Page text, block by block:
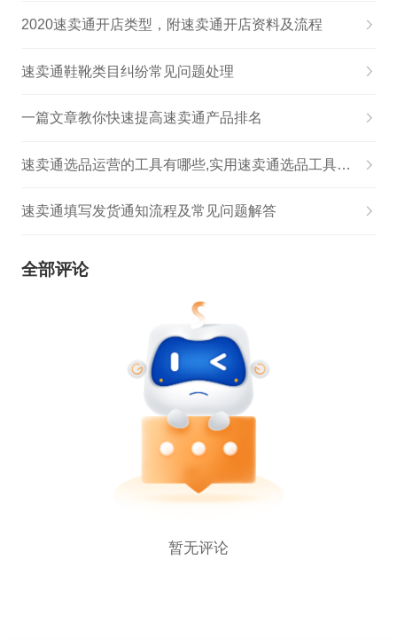
2020速卖通开店类型，附速卖通开店资料及流程
速卖通鞋靴类目纠纷常见问题处理
一篇文章教你快速提高速卖通产品排名
速卖通选品运营的工具有哪些,实用速卖通选品工具汇总！
速卖通填写发货通知流程及常见问题解答
全部评论
暂无评论